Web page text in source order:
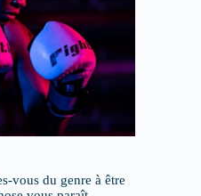
vous du genre à être